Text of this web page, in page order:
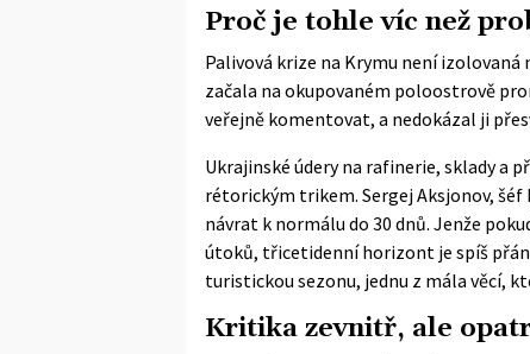
Proč je tohle víc než
Palivová krize na Krymu není
začala na okupovaném poloostrově
veřejně komentovat, a nedokázal ji
Ukrajinské údery na rafinerie, sklady a
rétorickým trikem. Sergej Aksjonov,
návrat k normálu do 30 dnů. Jenže
útoků, třicetidenní horizont je spíš
turistickou sezonu, jednu z mála věcí,
Kritika zevnitř, ale